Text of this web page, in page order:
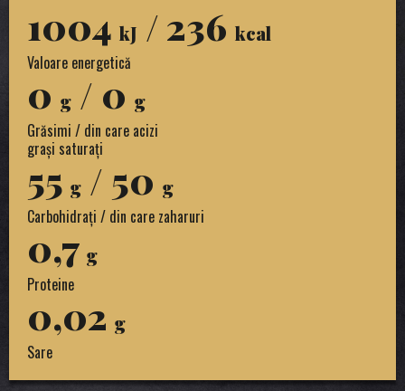
1004 kJ / 236 kcal
Valoare energetică
0 g / 0 g
Grăsimi / din care acizi
grași saturați
55 g / 50 g
Carbohidrați / din care zaharuri
0,7 g
Proteine
0,02 g
Sare